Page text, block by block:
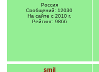
Россия
Сообщений: 12030
На сайте с 2010 г.
Рейтинг: 9866
smil